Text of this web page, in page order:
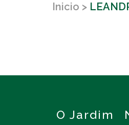
Inicio
O Jardim